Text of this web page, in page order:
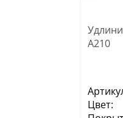
A210
Цвет: